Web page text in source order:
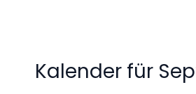
Kalender für